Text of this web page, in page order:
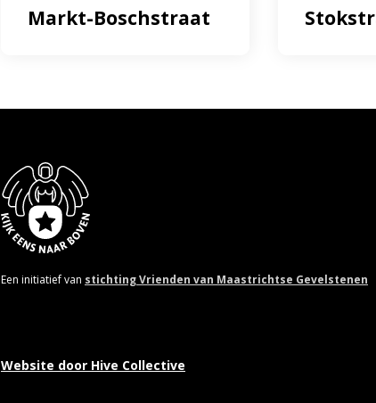
Markt-Boschstraat
Een initiatief van stichting Vrienden van Maastrichtse Gevelstenen
Website door Hive Collective